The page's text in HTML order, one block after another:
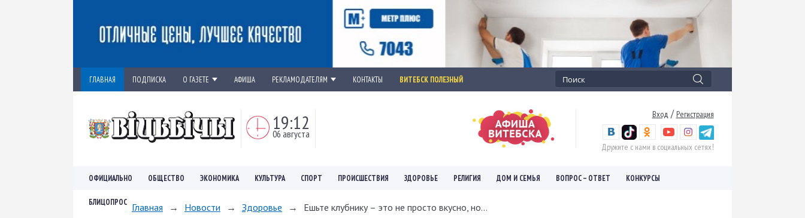
ГЛАВНАЯ ПОДПИСКА О ГАЗЕТЕ АФИША РЕКЛАМОДАТЕЛЯМ КОНТАКТЫ ВИТЕБСК ПОЛЕЗНЫЙ
19:12
06 августа
Вход / Регистрация
Дружите с нами в социальных сетях!
ОФИЦИАЛЬНО ОБЩЕСТВО ЭКОНОМИКА КУЛЬТУРА СПОРТ ПРОИСШЕСТВИЯ ЗДОРОВЬЕ РЕЛИГИЯ ДОМ И СЕМЬЯ ВОПРОС – ОТВЕТ КОНКУРСЫ
БЛИЦОПРОС Главная → Новости → Здоровье → Ешьте клубнику – это не просто вкусно, но...